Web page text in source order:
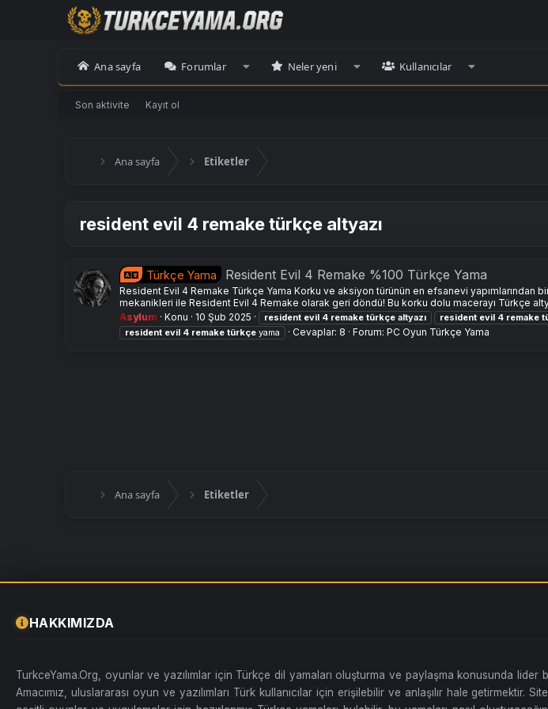
Ana sayfa Forumlar Neler yeni Kullanıcılar
Son aktivite Kayıt ol
Ana sayfa Etiketler
resident evil 4 remake türkçe altyazı
Türkçe Yama Resident Evil 4 Remake %100 Türkçe Yama
Resident Evil 4 Remake Türkçe Yama Korku ve aksiyon türünün en efsanevi
mekanikleri ile Resident Evil 4 Remake olarak geri döndü! Bu korku dolu macerayı Türkçe
Asylum
Konu 10 Şub 2025 resident evil 4 remake türkçe altyazı resident evil 4 remake
resident evil 4 remake türkçe yama Cevaplar: 8 Forum: PC Oyun Türkçe Yama
Ana sayfa Etiketler
HAKKIMIZDA
TurkceYama.Org, oyunlar ve yazılımlar için Türkçe dil yamaları oluşturma ve paylaşma konusunda lider
Amacımız, uluslararası oyun ve yazılımları Türk kullanıcılar için erişilebilir ve anlaşılır hale getirmektir.